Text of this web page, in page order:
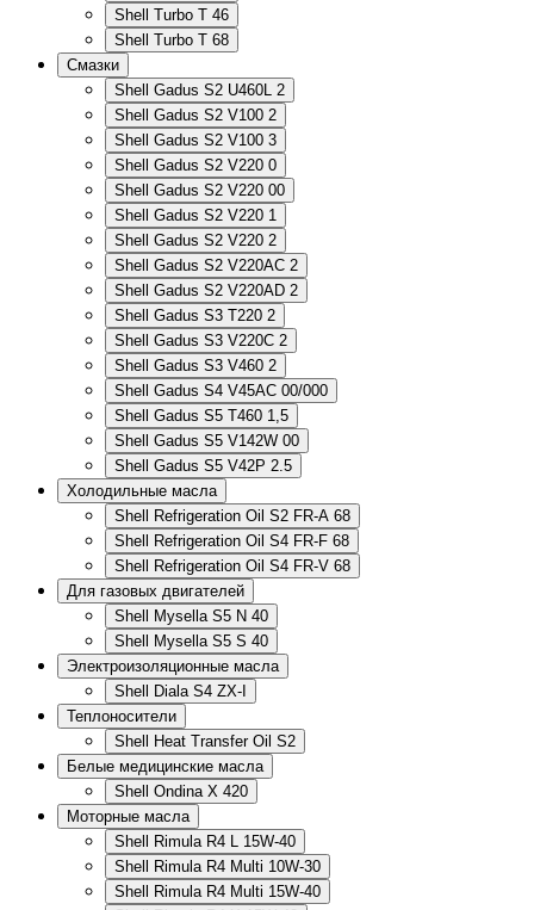
Shell Turbo T 46
Shell Turbo T 68
Смазки
Shell Gadus S2 U460L 2
Shell Gadus S2 V100 2
Shell Gadus S2 V100 3
Shell Gadus S2 V220 0
Shell Gadus S2 V220 00
Shell Gadus S2 V220 1
Shell Gadus S2 V220 2
Shell Gadus S2 V220AC 2
Shell Gadus S2 V220AD 2
Shell Gadus S3 T220 2
Shell Gadus S3 V220C 2
Shell Gadus S3 V460 2
Shell Gadus S4 V45AC 00/000
Shell Gadus S5 T460 1,5
Shell Gadus S5 V142W 00
Shell Gadus S5 V42P 2.5
Холодильные масла
Shell Refrigeration Oil S2 FR-A 68
Shell Refrigeration Oil S4 FR-F 68
Shell Refrigeration Oil S4 FR-V 68
Для газовых двигателей
Shell Mysella S5 N 40
Shell Mysella S5 S 40
Электроизоляционные масла
Shell Diala S4 ZX-I
Теплоносители
Shell Heat Transfer Oil S2
Белые медицинские масла
Shell Ondina X 420
Моторные масла
Shell Rimula R4 L 15W-40
Shell Rimula R4 Multi 10W-30
Shell Rimula R4 Multi 15W-40